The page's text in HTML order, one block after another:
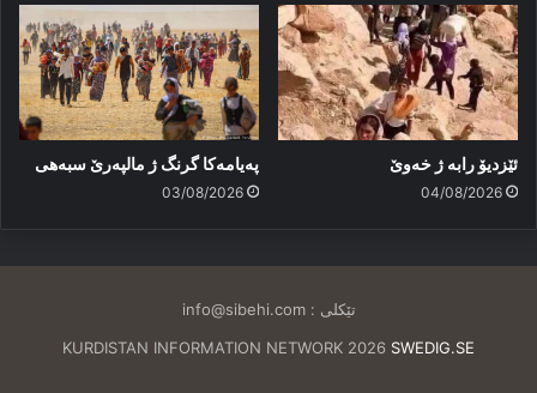
ئێزدیۆ رابە ژ خەوێ
04/08/2026
پەیامەكا گرنگ ژ مالپەرێ سبەهی
03/08/2026
تێکلی :info@sibehi.com
KURDISTAN INFORMATION NETWORK 2026 SWEDIG.SE